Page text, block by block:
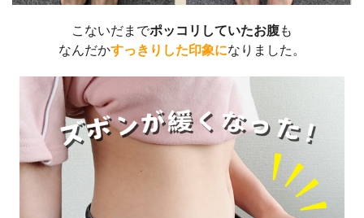
こないだまでポッコリしていたお腹も
なんだかすっきりした印象になりました。